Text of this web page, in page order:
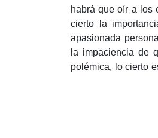
habrá que oír a los
cierto la
apasionada
la impaciencia de
polémica, lo cierto